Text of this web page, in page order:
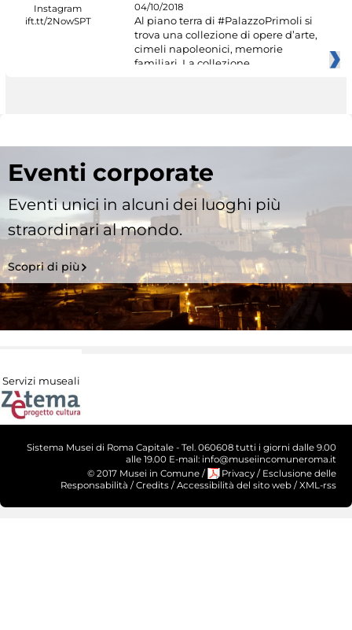
04/10/2018
Al piano terra di #PalazzoPrimoli si
trova una collezione di opere d’arte,
cimeli napoleonici, memorie
familiari. La collezione
Eventi corporate
Eventi unici in alcuni dei luoghi più
straordinari al mondo.
Scopri di più
Servizi museali
Sistema Musei di Roma Capitale - Tel. 060608 tutti i giorni dalle 9.00
alle 19.00 E-mail: info@museiincomuneroma.it
© 2017 Musei in Comune / Privacy / Esclusione delle
Responsabilità / Credits / Accessibilità del sito web / XML-rss